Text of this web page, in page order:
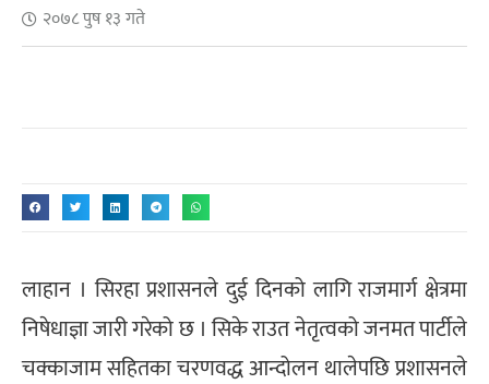
२०७८ पुष १३ गते
लाहान । सिरहा प्रशासनले दुई दिनको लागि राजमार्ग क्षेत्रमा
निषेधाज्ञा जारी गरेको छ । सिके राउत नेतृत्वको जनमत पार्टीले
चक्काजाम सहितका चरणवद्ध आन्दोलन थालेपछि प्रशासनले